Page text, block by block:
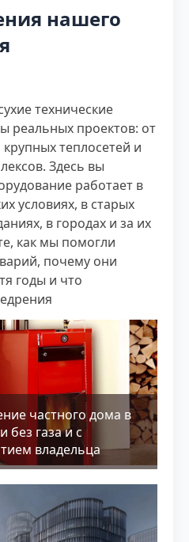
нашего
технические
реальных проектов: от
теплосетей и
Здесь вы
работает в
условиях, в старых
в городах и за их
как мы помогли
почему они
годы и что
частного дома в
без газа и с
владельца